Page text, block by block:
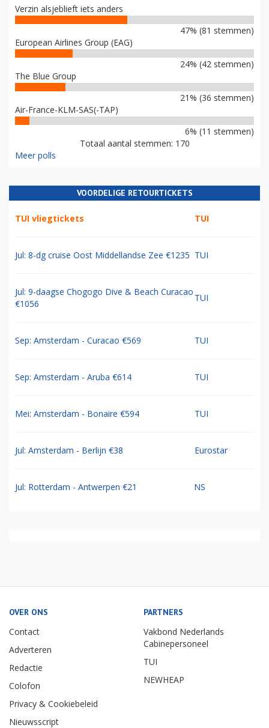
Verzin alsjeblieft iets anders
47% (81 stemmen)
European Airlines Group (EAG)
24% (42 stemmen)
The Blue Group
21% (36 stemmen)
Air-France-KLM-SAS(-TAP)
6% (11 stemmen)
Totaal aantal stemmen: 170
Meer polls
VOORDELIGE RETOURTICKETS
TUI vliegtickets TUI
Jul: 8-dg cruise Oost Middellandse Zee €1235 TUI
Jul: 9-daagse Chogogo Dive & Beach Curacao
€1056
TUI
Sep: Amsterdam - Curacao €569 TUI
Sep: Amsterdam - Aruba €614 TUI
Mei: Amsterdam - Bonaire €594 TUI
Jul: Amsterdam - Berlijn €38 Eurostar
Jul: Rotterdam - Antwerpen €21 NS
OVER ONS
Contact
Adverteren
Redactie
Colofon
Privacy & Cookiebeleid
Nieuwsscript
PARTNERS
Vakbond Nederlands
Cabinepersoneel
TUI
NEWHEAP